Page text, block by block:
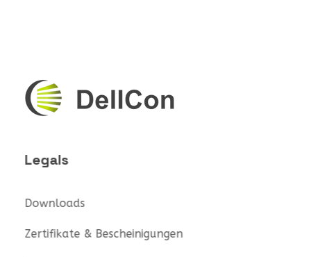
Legals
Downloads
Zertifikate & Bescheinigungen